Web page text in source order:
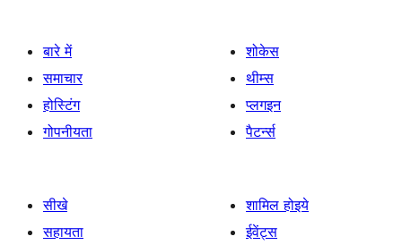
बारे में
समाचार
होस्टिंग
गोपनीयता
शोकेस
थीम्स
प्लगइन
पैटर्न्स
सीखे
सहायता
शामिल होइये
ईवेंट्स